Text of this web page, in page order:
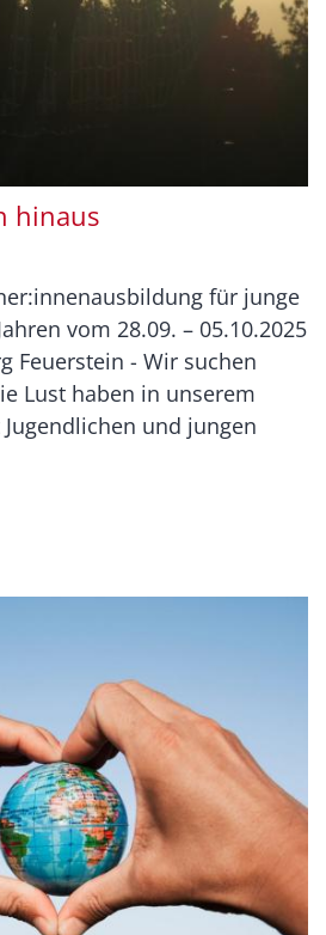
hinaus
für junge
vom 28.09. – 05.10.2025
Feuerstein - Wir suchen
Lust haben in unserem
und jungen